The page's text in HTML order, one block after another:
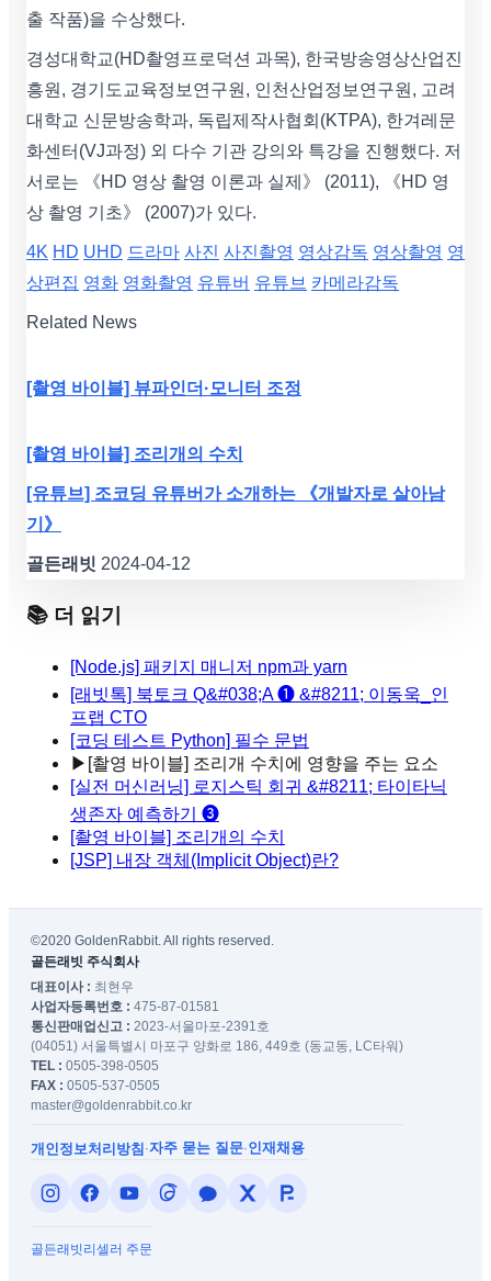
출 작품)을 수상했다.
경성대학교(HD촬영프로덕션 과목), 한국방송영상산업진
흥원, 경기도교육정보연구원, 인천산업정보연구원, 고려
대학교 신문방송학과, 독립제작사협회(KTPA), 한겨레문
화센터(VJ과정) 외 다수 기관 강의와 특강을 진행했다. 저
서로는 《HD 영상 촬영 이론과 실제》 (2011), 《HD 영
상 촬영 기초》 (2007)가 있다.
4K HD UHD 드라마 사진 사진촬영 영상감독 영상촬영 영
상편집 영화 영화촬영 유튜버 유튜브 카메라감독
Related News
[촬영 바이블] 뷰파인더·모니터 조정
[촬영 바이블] 조리개의 수치
[유튜브] 조코딩 유튜버가 소개하는 《개발자로 살아남
기》
골든래빗 2024-04-12
📚 더 읽기
[Node.js] 패키지 매니저 npm과 yarn
[래빗톡] 북토크 Q&#038;A ❶ &#8211; 이동욱_인
프랩 CTO
[코딩 테스트 Python] 필수 문법
▶ [촬영 바이블] 조리개 수치에 영향을 주는 요소
[실전 머신러닝] 로지스틱 회귀 &#8211; 타이타닉
생존자 예측하기 ❸
[촬영 바이블] 조리개의 수치
[JSP] 내장 객체(Implicit Object)란?
©2020 GoldenRabbit. All rights reserved.
골든래빗 주식회사
대표이사 : 최현우
사업자등록번호 : 475-87-01581
통신판매업신고 : 2023-서울마포-2391호
(04051) 서울특별시 마포구 양화로 186, 449호 (동교동, LC타워)
TEL : 0505-398-0505
FAX : 0505-537-0505
master@goldenrabbit.co.kr
개인정보처리방침·자주 묻는 질문·인재채용
골든래빗리셀러 주문